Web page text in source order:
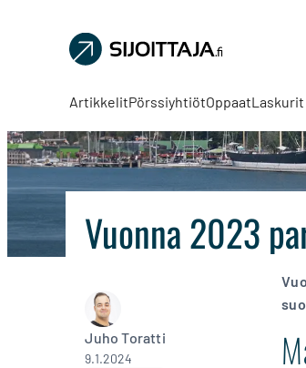
Sijoittaja.fi
Tee
sijoituspäätöksiä
ArtikkelitPörssiyhtiötOppaat
Vuonna 2023
Juho Toratti
9.1.2024